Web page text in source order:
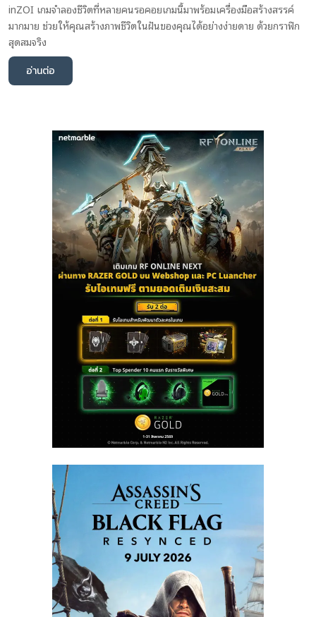
inZOI เกมจำลองชีวิตที่หลายคนรอคอยเกมนี้มาพร้อมเครื่องมือสร้างสรรค์
มากมาย ช่วยให้คุณสร้างภาพชีวิตในฝันของคุณได้อย่างง่ายดาย ด้วยกราฟิก
สุดสมจริง
อ่านต่อ